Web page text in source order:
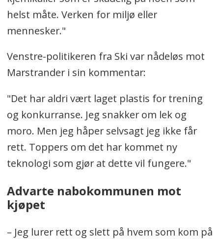
helst måte. Verken for miljø eller
mennesker."
Venstre-politikeren fra Ski var nådeløs mot
Marstrander i sin kommentar:
"Det har aldri vært laget plastis for trening
og konkurranse. Jeg snakker om lek og
moro. Men jeg håper selvsagt jeg ikke får
rett. Toppers om det har kommet ny
teknologi som gjør at dette vil fungere."
Advarte nabokommunen mot
kjøpet
– Jeg lurer rett og slett på hvem som kom på